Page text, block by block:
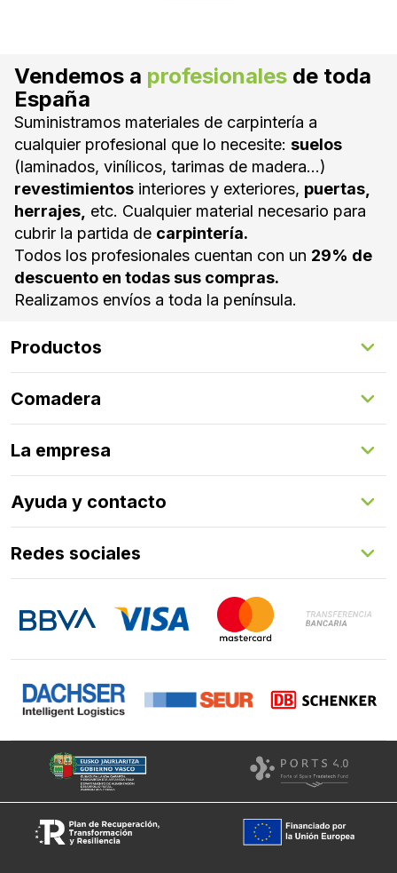
Vendemos a profesionales de toda
España
Suministramos materiales de carpintería a
cualquier profesional que lo necesite: suelos
(laminados, vinílicos, tarimas de madera...)
revestimientos interiores y exteriores, puertas,
herrajes, etc. Cualquier material necesario para
cubrir la partida de carpintería.
Todos los profesionales cuentan con un 29% de
descuento en todas sus compras.
Realizamos envíos a toda la península.
Productos
Suelos Exteriores
Revestimientos Exteriores
Revestimientos Interiores
Puertas
Herrajes
Comadera
Gestión de servicios
Comadera Connect™
La empresa
Programa de fidelización
Ayuda y contacto
FAQs
Contacto
Redes sociales
Instagram
Facebook